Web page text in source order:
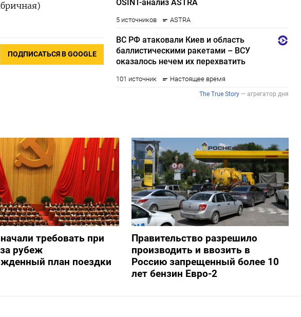
ПОДПИСАТЬСЯ В GOOGLE
требовать при
рубеж
план поездки
Правительство разрешило
производить и ввозить в
Россию запрещенный более 10
лет бензин Евро-2